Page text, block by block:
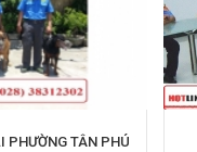
PHƯỜNG TÂN PHÚ